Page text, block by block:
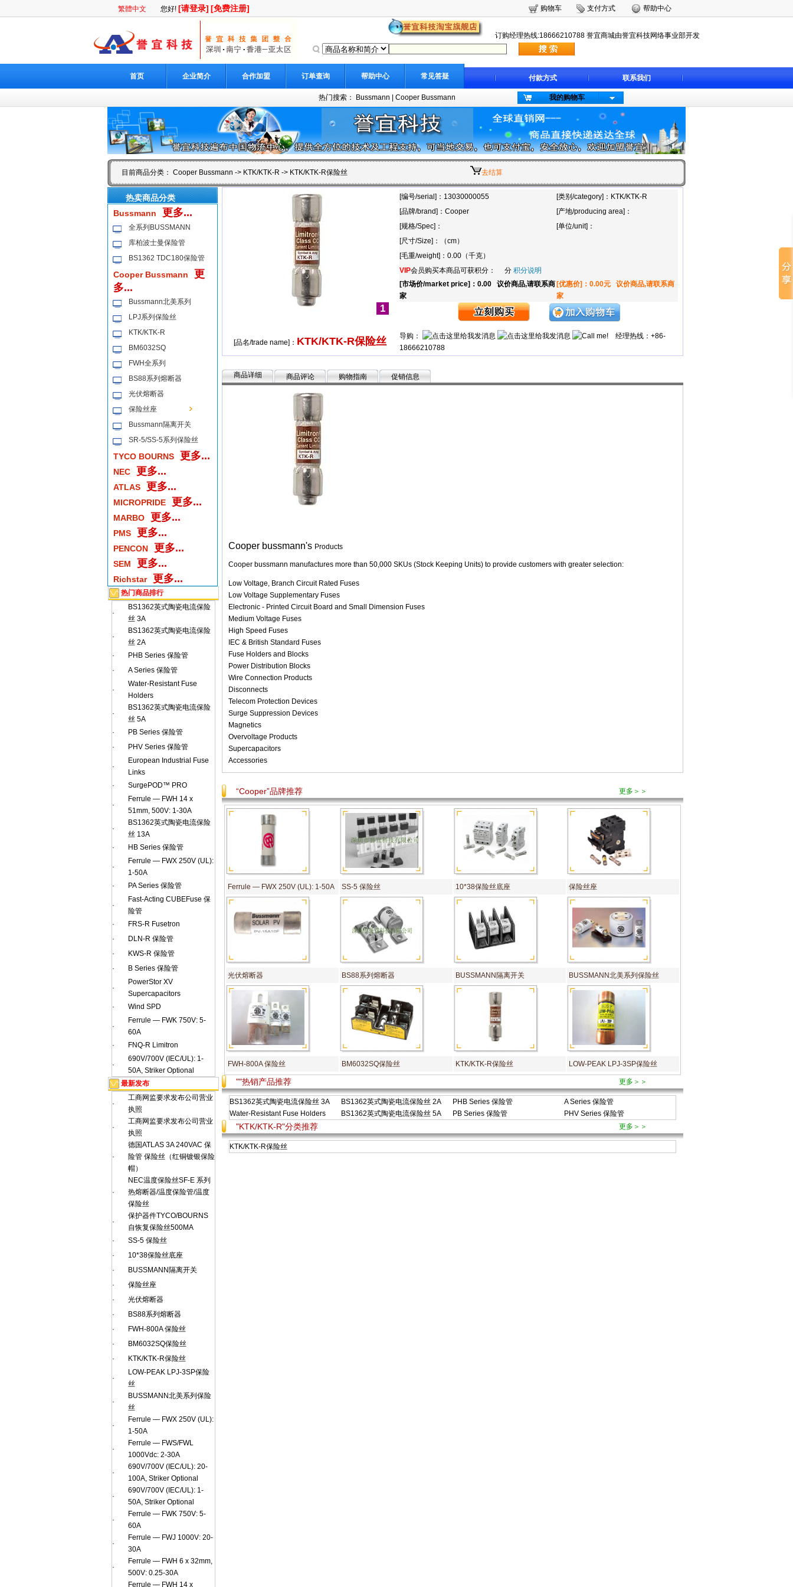
繁體中文 您好! [请登录] [免费注册] 购物车 支付方式 帮助中心
订购经理热线:18666210788 誉宜商城由誉宜科技网络事业部开发
首页 企业简介 合作加盟 订单查询 帮助中心 常见答疑 付款方式 联系我们
热门搜索： Bussmann Cooper Bussmann 我的购物车
目前商品分类： Cooper Bussmann -> KTK/KTK-R -> KTK/KTK-R保险丝 去结算
热卖商品分类
Bussmann
更多...
全系列BUSSMANN
库柏波士曼保险管
BS1362 TDC180保险管
Cooper Bussmann
更
多...
Bussmann北美系列
LPJ系列保险丝
KTK/KTK-R
BM6032SQ
FWH全系列
BS88系列熔断器
光伏熔断器
保险丝座
Bussmann隔离开关
SR-5/SS-5系列保险丝
TYCO BOURNS 更多...
NEC 更多...
ATLAS 更多...
MICROPRIDE 更多...
MARBO 更多...
PMS 更多...
PENCON 更多...
SEM 更多...
Richstar 更多...
热门商品排行
·
BS1362英式陶瓷电流保险
丝 3A
·
BS1362英式陶瓷电流保险
丝 2A
·
PHB Series 保险管
·
A Series 保险管
·
Water-Resistant Fuse
Holders
·
BS1362英式陶瓷电流保险
丝 5A
·
PB Series 保险管
·
PHV Series 保险管
·
European Industrial Fuse
Links
·
SurgePOD™ PRO
·
Ferrule — FWH 14 x
51mm, 500V: 1-30A
·
BS1362英式陶瓷电流保险
丝 13A
·
HB Series 保险管
·
Ferrule — FWX 250V (UL):
1-50A
·
PA Series 保险管
·
Fast-Acting CUBEFuse 保
险管
·
FRS-R Fusetron
·
DLN-R 保险管
·
KWS-R 保险管
·
B Series 保险管
·
PowerStor XV
Supercapacitors
·
Wind SPD
·
Ferrule — FWK 750V: 5-
60A
·
FNQ-R Limitron
·
690V/700V (IEC/UL): 1-
50A, Striker Optional
最新发布
·
工商网监要求发布公司营业
执照
·
工商网监要求发布公司营业
执照
·
德国ATLAS 3A 240VAC 保
险管 保险丝（红铜镀银保险
帽）
·
NEC温度保险丝SF-E 系列
热熔断器/温度保险管/温度
保险丝
·
保护器件TYCO/BOURNS
自恢复保险丝500MA
·
SS-5 保险丝
·
10*38保险丝底座
·
BUSSMANN隔离开关
·
保险丝座
·
光伏熔断器
·
BS88系列熔断器
·
FWH-800A 保险丝
·
BM6032SQ保险丝
·
KTK/KTK-R保险丝
·
LOW-PEAK LPJ-3SP保险
丝
·
BUSSMANN北美系列保险
丝
·
Ferrule — FWX 250V (UL):
1-50A
·
Ferrule — FWS/FWL
1000Vdc: 2-30A
·
690V/700V (IEC/UL): 20-
100A, Striker Optional
·
690V/700V (IEC/UL): 1-
50A, Striker Optional
·
Ferrule — FWK 750V: 5-
60A
·
Ferrule — FWJ 1000V: 20-
30A
·
Ferrule — FWH 6 x 32mm,
500V: 0.25-30A
Ferrule — FWH 14 x
1
[编号/serial]：13030000055
[类别/category]：KTK/KTK-R
[品牌/brand]：Cooper
[产地/producing area]：
[规格/Spec]：
[单位/unit]：
[尺寸/Size]：（cm）
[毛重/weight]：0.00（千克）
VIP会员购买本商品可获积分： 分 积分说明
[市场价/market price]：0.00 议价商品,请联系商
家
[优惠价]：0.00元 议价商品,请联系商
家
[品名/trade name]： KTK/KTK-R保险丝 导购：
经理热线：+86-
18666210788
商品详细 商品评论 购物指南 促销信息
Cooper bussmann's Products
Cooper bussmann manufactures more than 50,000 SKUs (Stock Keeping Units) to provide customers with greater selection:
Low Voltage, Branch Circuit Rated Fuses
Low Voltage Supplementary Fuses
Electronic - Printed Circuit Board and Small Dimension Fuses
Medium Voltage Fuses
High Speed Fuses
IEC & British Standard Fuses
Fuse Holders and Blocks
Power Distribution Blocks
Wire Connection Products
Disconnects
Telecom Protection Devices
Surge Suppression Devices
Magnetics
Overvoltage Products
Supercapacitors
Accessories
“Cooper”品牌推荐 更多＞＞
Ferrule — FWX 250V (UL): 1-50A SS-5 保险丝 10*38保险丝底座 保险丝座
光伏熔断器 BS88系列熔断器 BUSSMANN隔离开关 BUSSMANN北美系列保险丝
FWH-800A 保险丝 BM6032SQ保险丝 KTK/KTK-R保险丝 LOW-PEAK LPJ-3SP保险丝
""热销产品推荐 更多＞＞
BS1362英式陶瓷电流保险丝 3A BS1362英式陶瓷电流保险丝 2A PHB Series 保险管
A Series 保险管
Water-Resistant Fuse Holders
BS1362英式陶瓷电流保险丝 5A PB Series 保险管 PHV Series 保险管
"KTK/KTK-R"分类推荐 更多＞＞
KTK/KTK-R保险丝